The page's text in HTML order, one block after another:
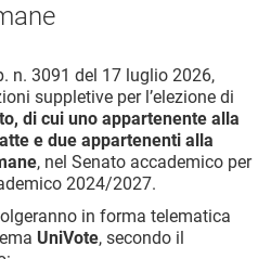
n. 3091 del 17 luglio 2026,
suppletive per l’elezione di
di cui uno appartenente alla
e due appartenenti alla
, nel Senato accademico per
2024/2027.
in forma telematica
UniVote, secondo il